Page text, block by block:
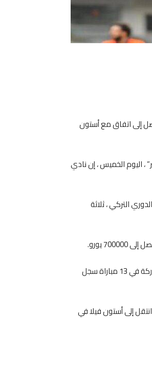
إلى اتفاق مع أستون
اليوم الخميس ، إن نادي
التركي ، ثلاثة
وكان “تريزيجيه” قد ذهب على سبيل الإعارة في يناير الماضي مع باشاك شهير التركي ، للمشاركة في 13 مباراة سجل
كان له خبرة سابقة مع الفريق التركي قاسم باشا خلال عام 2017 ، ثم انتقل إلى أستون فيلا في